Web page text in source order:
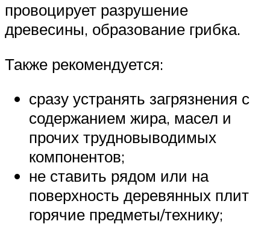
провоцирует разрушение
древесины, образование грибка.
Также рекомендуется:
сразу устранять загрязнения с
содержанием жира, масел и
прочих трудновыводимых
компонентов;
не ставить рядом или на
поверхность деревянных плит
горячие предметы/технику;